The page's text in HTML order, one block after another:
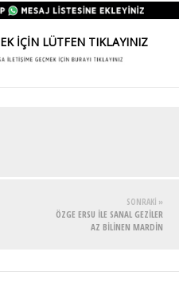
İÇİN LÜTFEN TIKLAYINIZ
SONRAKI »
ÖZGE ERSU İLE SANAL GEZİLER
AZ BİLİNEN MARDİN